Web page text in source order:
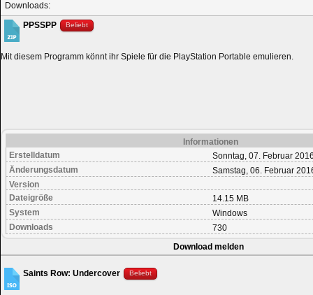
Downloads:
PPSSPP
Beliebt
Mit diesem Programm könnt ihr Spiele für die PlayStation Portable emulieren.
Informationen
Erstelldatum
Sonntag, 07. Februar
Änderungsdatum
Samstag, 06. Februar
Version
Dateigröße
14.15 MB
System
Windows
Downloads
730
Download melden
Saints Row: Undercover Beliebt